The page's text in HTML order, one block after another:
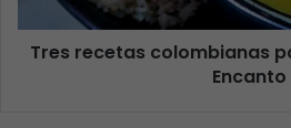
Tres recetas colombianas
Encanto